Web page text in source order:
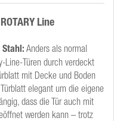
Line
Anders als normal
Line-Türen durch verdeckt
mit Decke und Boden
elegant um die eigene
dass die Tür auch mit
werden kann – trotz